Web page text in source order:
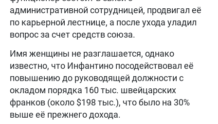
административной сотрудницей, продвигал её
по карьерной лестнице, а после ухода уладил
вопрос за счет средств союза.
Имя женщины не разглашается, однако
известно, что Инфантино посодействовал её
повышению до руководящей должности с
окладом порядка 160 тыс. швейцарских
франков (около $198 тыс.), что было на 30%
выше её прежнего дохода.